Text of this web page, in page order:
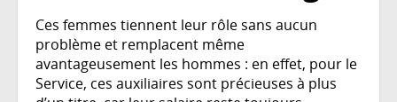
Ces femmes tiennent leur rôle sans aucun
problème et remplacent même
avantageusement les hommes : en effet, pour le
Service, ces auxiliaires sont précieuses à plus